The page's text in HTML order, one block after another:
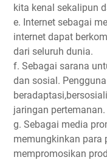
kita kenal sekalipun
e. Internet sebagai
internet dapat
dari seluruh dunia.
f. Sebagai sarana
dan sosial.
jaringan pertemanan.
g. Sebagai media
memungkinkan para
mempromosikan